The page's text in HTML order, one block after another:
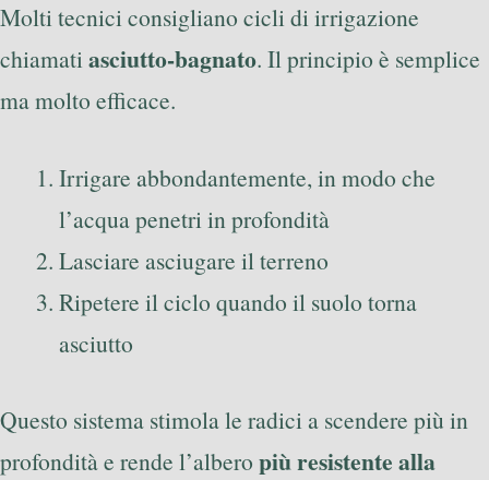
Molti tecnici consigliano cicli di irrigazione
chiamatiasciutto-bagnato. Il principio è semplice
ma molto efficace.
Irrigare abbondantemente, in modo che
l’acqua penetri in profondità
Lasciare asciugare il terreno
Ripetere il ciclo quando il suolo torna
asciutto
Questo sistema stimola le radici a scendere più in
profondità e rende l’albero più resistente alla